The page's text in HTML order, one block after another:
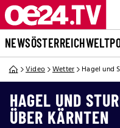
NEWSÖSTERREICHWELT
Video Wetter Hagel und
HAGEL UND
ÜBER KÄRNTEN